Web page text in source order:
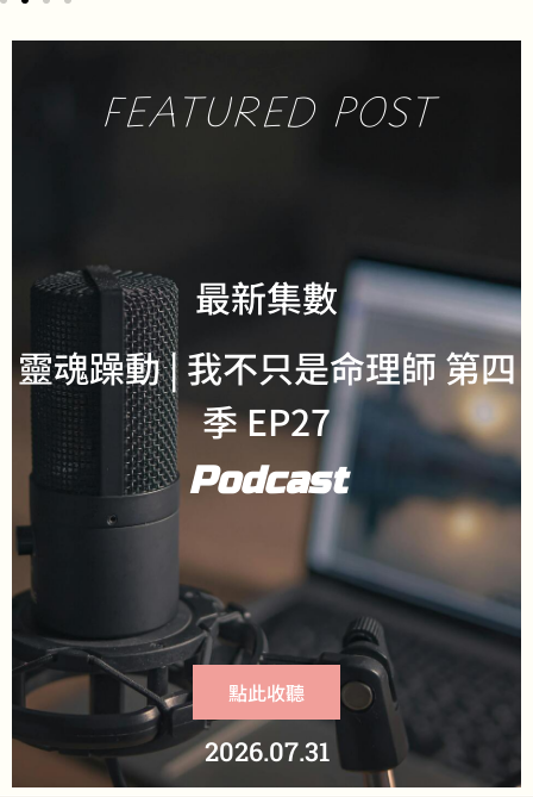
FEATURED POST
最新集數
靈魂躁動 | 我不只是命理師 第四
季 EP27
Podcast
點此收聽
2026.07.31